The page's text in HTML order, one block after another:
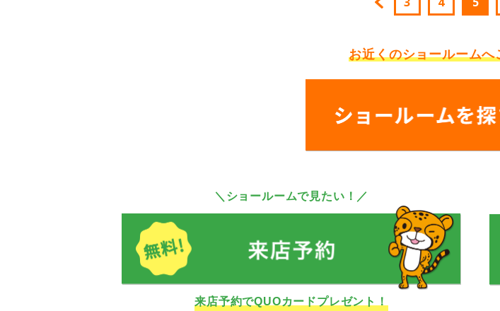
お近くのショールームへ
＼ショールームで見たい！／
来店予約でQUOカードプレゼント！